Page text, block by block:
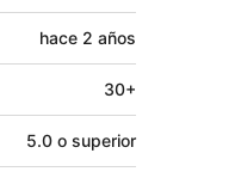
hace 2 años
30+
5.0 o superior